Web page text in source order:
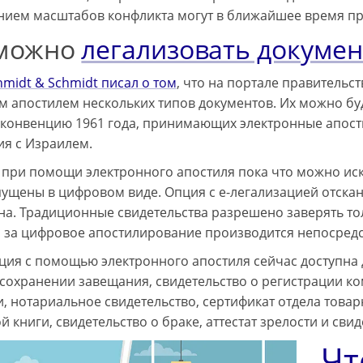
масштабов конфликта могут в ближайшее время
легализовать
& Schmidt писал о том, что на портале
нескольких типов документов. Их можно
конвенцию 1961 года, принимающих электронные
с Израилем.
помощи электронного апостиля пока что можно
в цифровом виде. Опция с е-легализацией
Традиционные свидетельства разрешено заверять
цифровое апостилирование производится
с помощью электронного апостиля сейчас доступна
завещания, свидетельство о регистрации
нотариальное свидетельство, сертификат отдела
книги, свидетельство о браке, аттестат зрелости и